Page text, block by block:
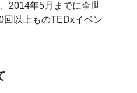
2014年5月までに全世
回以上ものTEDxイベン